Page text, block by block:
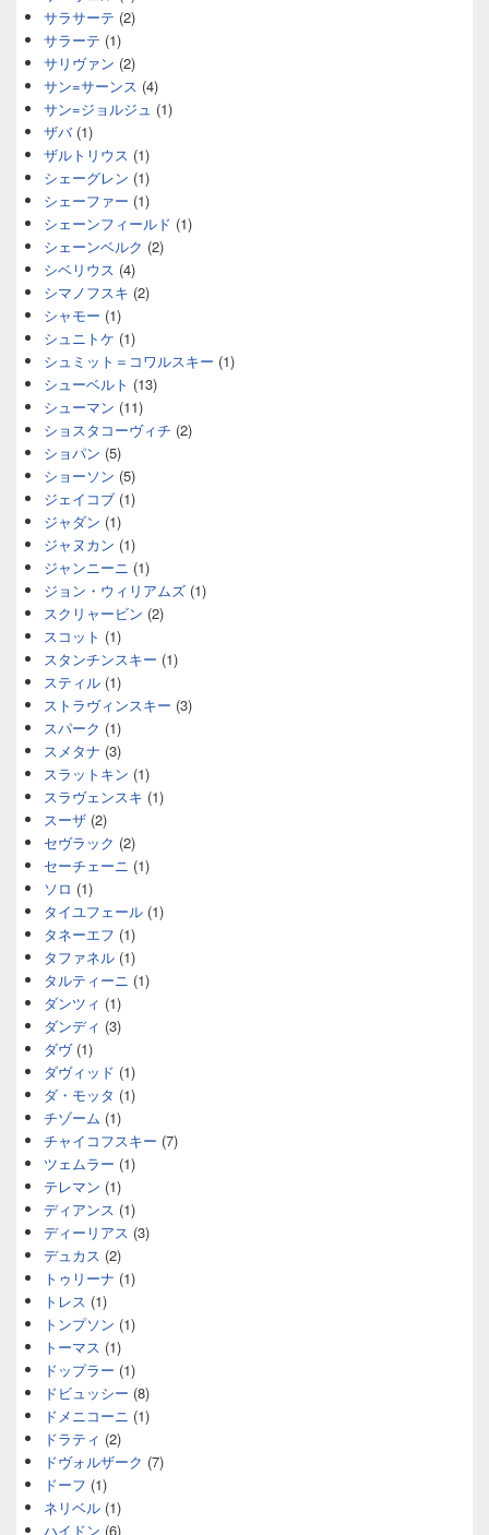
サラサーテ (2)
サラーテ (1)
サリヴァン (2)
サン=サーンス (4)
サン=ジョルジュ (1)
ザバ(1)
ザルトリウス (1)
シェーグレン (1)
シェーファー (1)
シェーンフィールド (1)
シェーンベルク (2)
シベリウス (4)
シマノフスキ (2)
シャモー (1)
シュニトケ (1)
シュミット＝コワルスキー (1)
シューベルト (13)
シューマン (11)
ショスタコーヴィチ (2)
ショパン (5)
ショーソン (5)
ジェイコブ (1)
ジャダン (1)
ジャヌカン (1)
ジャンニーニ (1)
ジョン・ウィリアムズ (1)
スクリャービン (2)
スコット (1)
スタンチンスキー (1)
スティル (1)
ストラヴィンスキー (3)
スパーク (1)
スメタナ (3)
スラットキン (1)
スラヴェンスキ (1)
スーザ (2)
セヴラック (2)
セーチェーニ (1)
ソロ (1)
タイユフェール (1)
タネーエフ (1)
タファネル (1)
タルティーニ (1)
ダンツィ (1)
ダンディ (3)
ダヴ(1)
ダヴィッド (1)
ダ・モッタ (1)
チゾーム (1)
チャイコフスキー (7)
ツェムラー (1)
テレマン (1)
ディアンス (1)
ディーリアス (3)
デュカス (2)
トゥリーナ (1)
トレス (1)
トンプソン (1)
トーマス (1)
ドップラー (1)
ドビュッシー (8)
ドメニコーニ (1)
ドラティ (2)
ドヴォルザーク (7)
ドーフ (1)
ネリベル (1)
ハイドン (6)